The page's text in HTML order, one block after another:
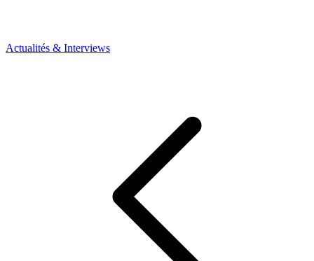
Actualités & Interviews